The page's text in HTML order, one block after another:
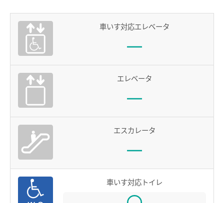
manacaを買う
manacaを購入する
manaca定期券を購入する
manacaにチャージする
manaca取扱窓口
鉄道・バスで使う
ご利用いただけるエリア
鉄道で使う
鉄道での使い方
車いす対応エレベータ
エレベータ
エスカレータ
車いす対応トイレ